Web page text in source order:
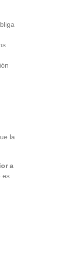
la
a
es